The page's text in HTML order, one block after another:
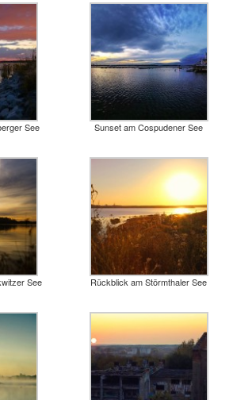
See Sunset am Cospudener See
See Rückblick am Störmthaler See